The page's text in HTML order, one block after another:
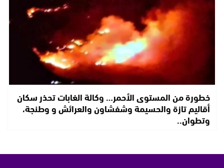
خطورة من المستوى الأحمر… وكالة الغابات تحذر سكان
أقاليم تازة والحسيمة وشفشاون والعرائش و وطنجة،
وتطوان..